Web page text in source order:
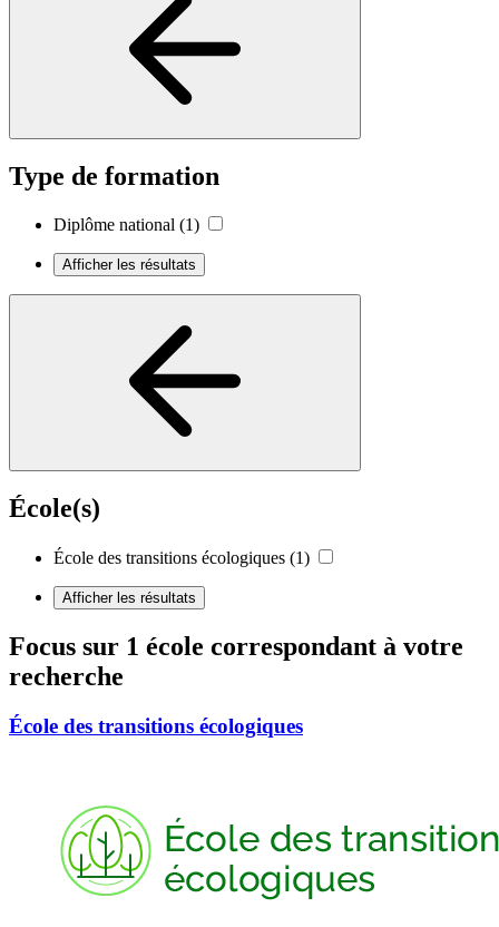
Type de formation
Diplôme national (1)
Afficher les résultats
École(s)
École des transitions écologiques (1)
Afficher les résultats
Focus sur 1 école correspondant à votre
recherche
École des transitions écologiques